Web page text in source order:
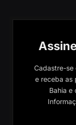
Cadastre-se
e receba as
Bahia e